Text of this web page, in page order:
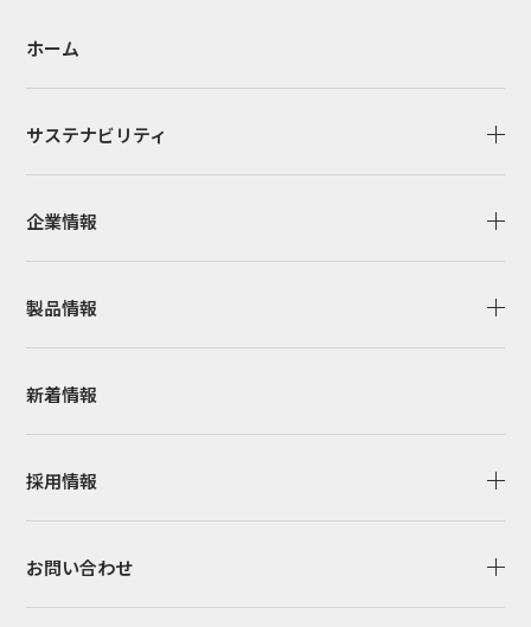
ホーム
サステナビリティ
企業情報
製品情報
新着情報
採用情報
お問い合わせ